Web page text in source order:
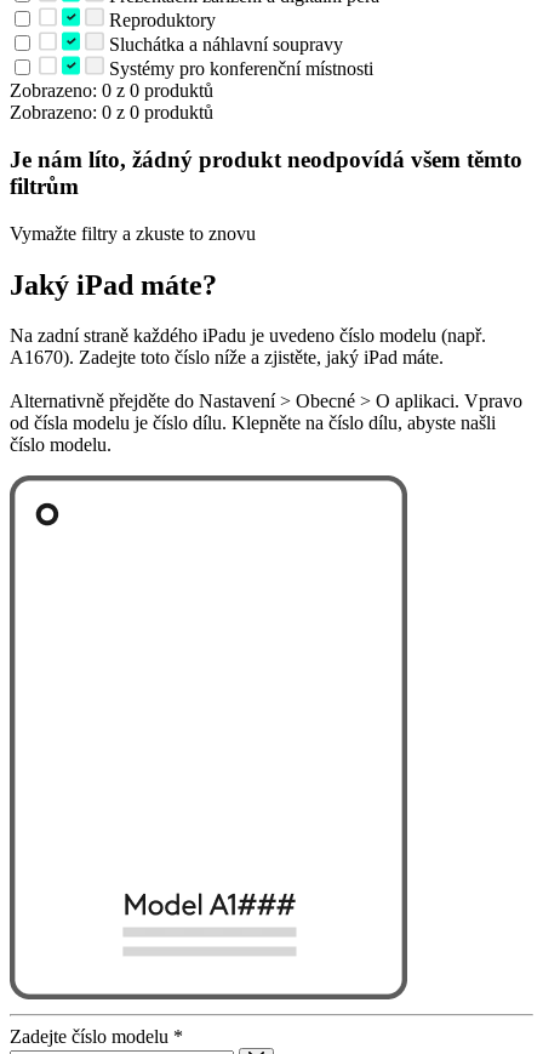
Reproduktory
Sluchátka a náhlavní soupravy
Systémy pro konferenční místnosti
Zobrazeno: 0 z 0 produktů
Zobrazeno: 0 z 0 produktů
Je nám líto, žádný produkt neodpovídá všem těmto
filtrům
Vymažte filtry a zkuste to znovu
Jaký iPad máte?
Na zadní straně každého iPadu je uvedeno číslo modelu (např.
A1670). Zadejte toto číslo níže a zjistěte, jaký iPad máte.
Alternativně přejděte do Nastavení > Obecné > O aplikaci. Vpravo
od čísla modelu je číslo dílu. Klepněte na číslo dílu, abyste našli
číslo modelu.
Zadejte číslo modelu *